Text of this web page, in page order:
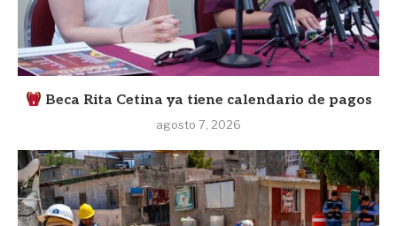
Beca Rita Cetina ya tiene calendario de pagos
agosto 7, 2026